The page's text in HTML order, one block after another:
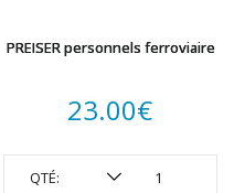
PREISER personnels ferroviaire
23.00€
QTÉ: